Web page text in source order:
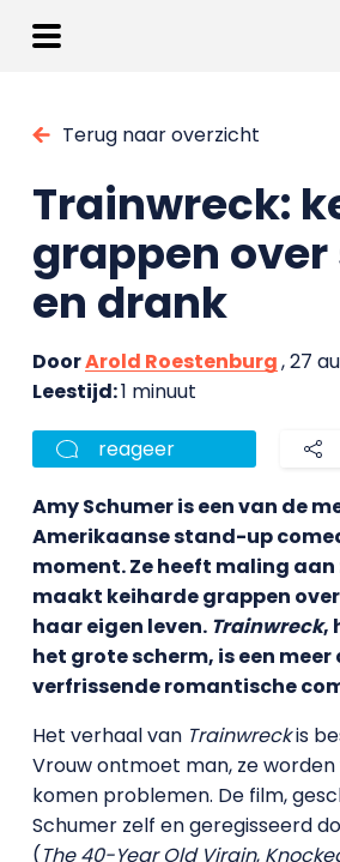
Terug naar overzicht
Trainwreck:
grappen over
en drank
DoorArold Roestenburg, 27
Leestijd:1 minuut
reageer
Amy Schumer is een van de
Amerikaanse stand-up
moment. Ze heeft maling aan
maakt keiharde grappen
haar eigen leven. Trainwreck,
het grote scherm, is een meer
verfrissende romantische
Het verhaal van Trainwreckis
Vrouw ontmoet man, ze
komen problemen. De film,
Schumer zelf en geregisseerd
(The 40-Year Old Virgin,